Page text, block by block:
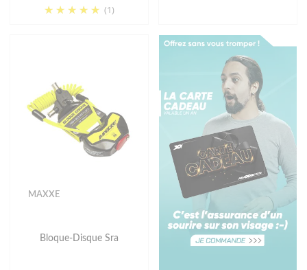
(1)
MAXXE
Bloque-Disque Sra